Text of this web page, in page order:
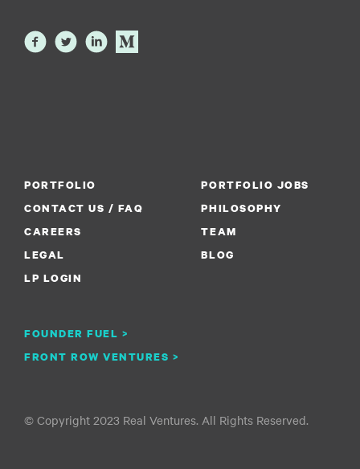
PORTFOLIO
PORTFOLIO JOBS
CONTACT US / FAQ
PHILOSOPHY
CAREERS
FOUNDER FUEL >
TEAM
LEGAL
FRONT ROW VENTURES >
BLOG
LP LOGIN
© Copyright 2023 Real Ventures. All Rights Reserved.